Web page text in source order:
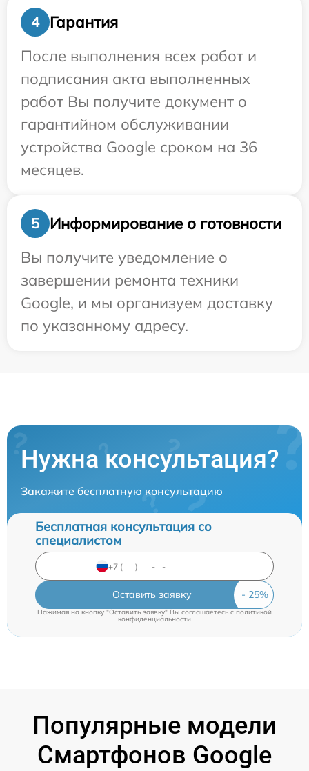
4
Гарантия
После выполнения всех работ и
подписания акта выполненных
работ Вы получите документ о
гарантийном обслуживании
устройства Google сроком на 36
месяцев.
5
Информирование о готовности
Вы получите уведомление о
завершении ремонта техники
Google, и мы организуем доставку
по указанному адресу.
Нужна консультация?
Закажите бесплатную консультацию
Бесплатная консультация со
специалистом
Оставить заявку
Нажимая на кнопку "Оставить заявку" Вы соглашаетесь c политикой
конфиденциальности
Популярные модели
Смартфонов Google